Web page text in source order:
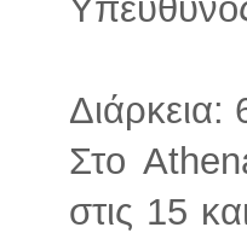
Διάρκεια:
Στο
στις 15